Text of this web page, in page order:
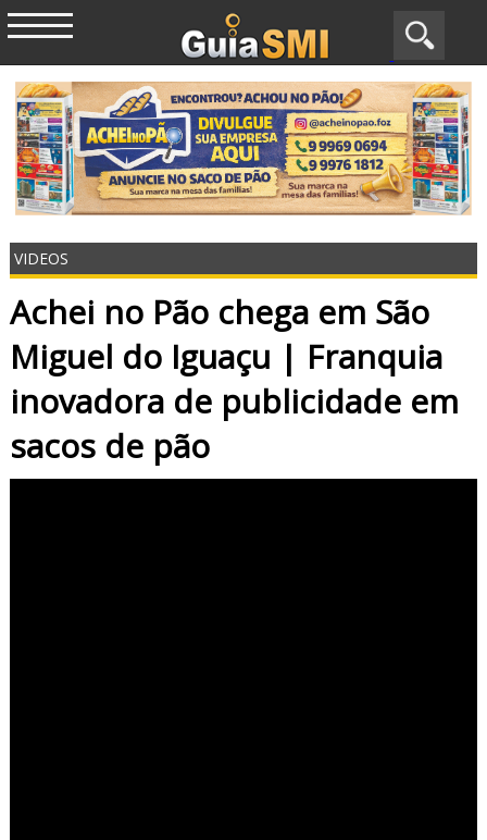
VIDEOS
Achei no Pão chega em São
Miguel do Iguaçu | Franquia
inovadora de publicidade em
sacos de pão